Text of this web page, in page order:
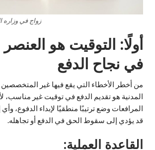
زواج في وزاره
أولًا: التوقيت هو
في نجاح الدفع
من أخطر الأخطاء التي يقع فيها غير المتخصصين
المدنية هو تقديم الدفع في توقيت غير مناسب،
المرافعات وضع ترتيبًا منطقيًا لإبداء الدفوع، وأي
قد يؤدي إلى سقوط الحق في الدفع أو تجاهله.
القاعدة العملية: